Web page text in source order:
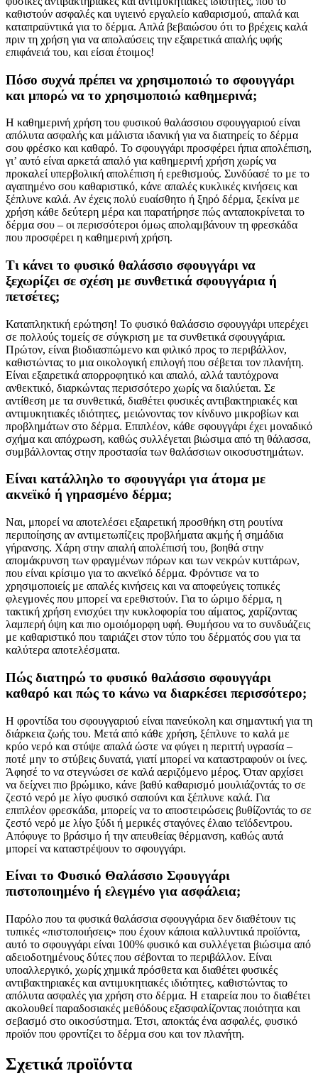
καθιστούν ασφαλές και υγιεινό εργαλείο καθαρισμού, απαλά και
καταπραϋντικά για το δέρμα. Απλά βεβαιώσου ότι το βρέχεις καλά
πριν τη χρήση για να απολαύσεις την εξαιρετικά απαλής υφής
επιφάνειά του, και είσαι έτοιμος!
Πόσο συχνά πρέπει να χρησιμοποιώ το σφουγγάρι
και μπορώ να το χρησιμοποιώ καθημερινά;
Η καθημερινή χρήση του φυσικού θαλάσσιου σφουγγαριού είναι
απόλυτα ασφαλής και μάλιστα ιδανική για να διατηρείς το δέρμα
σου φρέσκο και καθαρό. Το σφουγγάρι προσφέρει ήπια απολέπιση,
γι’ αυτό είναι αρκετά απαλό για καθημερινή χρήση χωρίς να
προκαλεί υπερβολική απολέπιση ή ερεθισμούς. Συνδύασέ το με το
αγαπημένο σου καθαριστικό, κάνε απαλές κυκλικές κινήσεις και
ξέπλυνε καλά. Αν έχεις πολύ ευαίσθητο ή ξηρό δέρμα, ξεκίνα με
χρήση κάθε δεύτερη μέρα και παρατήρησε πώς ανταποκρίνεται το
δέρμα σου – οι περισσότεροι όμως απολαμβάνουν τη φρεσκάδα
που προσφέρει η καθημερινή χρήση.
Τι κάνει το φυσικό θαλάσσιο σφουγγάρι να
ξεχωρίζει σε σχέση με συνθετικά σφουγγάρια ή
πετσέτες;
Καταπληκτική ερώτηση! Το φυσικό θαλάσσιο σφουγγάρι υπερέχει
σε πολλούς τομείς σε σύγκριση με τα συνθετικά σφουγγάρια.
Πρώτον, είναι βιοδιασπώμενο και φιλικό προς το περιβάλλον,
καθιστώντας το μια οικολογική επιλογή που σέβεται τον πλανήτη.
Είναι εξαιρετικά απορροφητικό και απαλό, αλλά ταυτόχρονα
ανθεκτικό, διαρκώντας περισσότερο χωρίς να διαλύεται. Σε
αντίθεση με τα συνθετικά, διαθέτει φυσικές αντιβακτηριακές και
αντιμυκητιακές ιδιότητες, μειώνοντας τον κίνδυνο μικροβίων και
προβλημάτων στο δέρμα. Επιπλέον, κάθε σφουγγάρι έχει μοναδικό
σχήμα και απόχρωση, καθώς συλλέγεται βιώσιμα από τη θάλασσα,
συμβάλλοντας στην προστασία των θαλάσσιων οικοσυστημάτων.
Είναι κατάλληλο το σφουγγάρι για άτομα με
ακνεϊκό ή γηρασμένο δέρμα;
Ναι, μπορεί να αποτελέσει εξαιρετική προσθήκη στη ρουτίνα
περιποίησης αν αντιμετωπίζεις προβλήματα ακμής ή σημάδια
γήρανσης. Χάρη στην απαλή απολέπισή του, βοηθά στην
απομάκρυνση των φραγμένων πόρων και των νεκρών κυττάρων,
που είναι κρίσιμο για το ακνεϊκό δέρμα. Φρόντισε να το
χρησιμοποιείς με απαλές κινήσεις και να αποφεύγεις τοπικές
φλεγμονές που μπορεί να ερεθιστούν. Για το ώριμο δέρμα, η
τακτική χρήση ενισχύει την κυκλοφορία του αίματος, χαρίζοντας
λαμπερή όψη και πιο ομοιόμορφη υφή. Θυμήσου να το συνδυάζεις
με καθαριστικό που ταιριάζει στον τύπο του δέρματός σου για τα
καλύτερα αποτελέσματα.
Πώς διατηρώ το φυσικό θαλάσσιο σφουγγάρι
καθαρό και πώς το κάνω να διαρκέσει περισσότερο;
Η φροντίδα του σφουγγαριού είναι πανεύκολη και σημαντική για τη
διάρκεια ζωής του. Μετά από κάθε χρήση, ξέπλυνε το καλά με
κρύο νερό και στύψε απαλά ώστε να φύγει η περιττή υγρασία –
ποτέ μην το στύβεις δυνατά, γιατί μπορεί να καταστραφούν οι ίνες.
Άφησέ το να στεγνώσει σε καλά αεριζόμενο μέρος. Όταν αρχίσει
να δείχνει πιο βρώμικο, κάνε βαθύ καθαρισμό μουλιάζοντάς το σε
ζεστό νερό με λίγο φυσικό σαπούνι και ξέπλυνε καλά. Για
επιπλέον φρεσκάδα, μπορείς να το αποστειρώσεις βυθίζοντάς το σε
ζεστό νερό με λίγο ξύδι ή μερικές σταγόνες έλαιο τεϊόδεντρου.
Απόφυγε το βράσιμο ή την απευθείας θέρμανση, καθώς αυτά
μπορεί να καταστρέψουν το σφουγγάρι.
Είναι το Φυσικό Θαλάσσιο Σφουγγάρι
πιστοποιημένο ή ελεγμένο για ασφάλεια;
Παρόλο που τα φυσικά θαλάσσια σφουγγάρια δεν διαθέτουν τις
τυπικές «πιστοποιήσεις» που έχουν κάποια καλλυντικά προϊόντα,
αυτό το σφουγγάρι είναι 100% φυσικό και συλλέγεται βιώσιμα από
αδειοδοτημένους δύτες που σέβονται το περιβάλλον. Είναι
υποαλλεργικό, χωρίς χημικά πρόσθετα και διαθέτει φυσικές
αντιβακτηριακές και αντιμυκητιακές ιδιότητες, καθιστώντας το
απόλυτα ασφαλές για χρήση στο δέρμα. Η εταιρεία που το διαθέτει
ακολουθεί παραδοσιακές μεθόδους εξασφαλίζοντας ποιότητα και
σεβασμό στο οικοσύστημα. Έτσι, αποκτάς ένα ασφαλές, φυσικό
προϊόν που φροντίζει το δέρμα σου και τον πλανήτη.
Σχετικά προϊόντα